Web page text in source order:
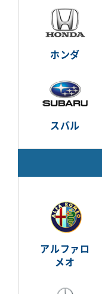
ホンダ
スバル
アルファロ
メオ